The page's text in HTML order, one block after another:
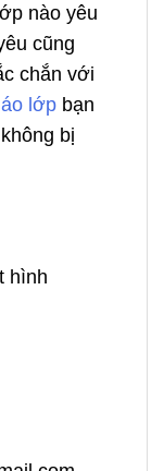
nào yêu
cũng
chắn với
áo lớp bạn
bị
hình